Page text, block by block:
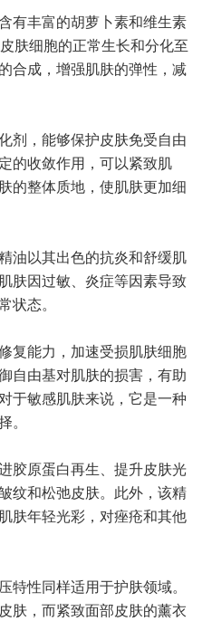
有丰富的胡萝卜素和维生素
肤细胞的正常生长和分化至
合成，增强肌肤的弹性，减
剂，能够保护皮肤免受自由
的收敛作用，可以紧致肌
的整体质地，使肌肤更加细
油以其出色的抗炎和舒缓肌
肤因过敏、炎症等因素导致
状态。
复能力，加速受损肌肤细胞
自由基对肌肤的损害，有助
于敏感肌肤来说，它是一种
胶原蛋白再生、提升皮肤光
纹和松弛皮肤。此外，该精
肤年轻光彩，对痤疮和其他
性同样适用于护肤领域。
肤，而紧致面部皮肤的薰衣